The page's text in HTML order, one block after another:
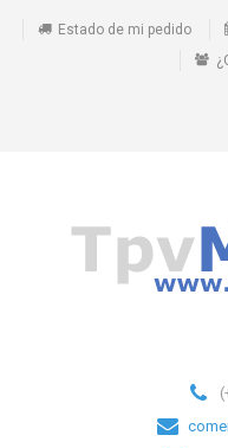
Estado de mi pedido